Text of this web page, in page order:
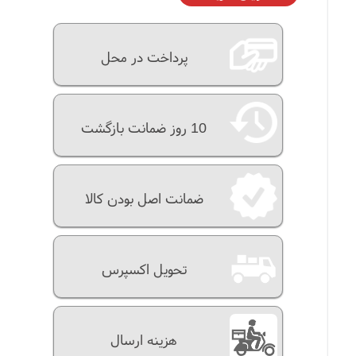
پرداخت در محل
10 روز ضمانت بازگشت
ضمانت اصل بودن کالا
تحویل اکسپرس
هزینه ارسال